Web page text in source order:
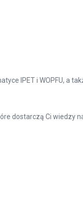
IPET i WOPFU, a
dostarczą Ci wiedzy